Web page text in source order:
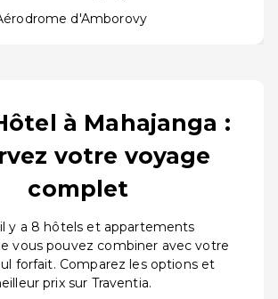
d'Amborovy
à Mahajanga :
votre voyage
complet
y a 8 hôtels et appartements
vous pouvez combiner avec votre
forfait. Comparez les options et
prix sur Traventia.